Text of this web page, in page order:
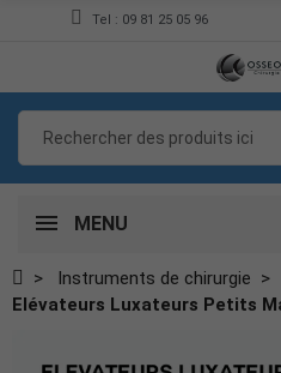
Tel : 09 81 25 05 96
MENU
Instruments de chirurgie
Elévateurs Luxateurs Petits